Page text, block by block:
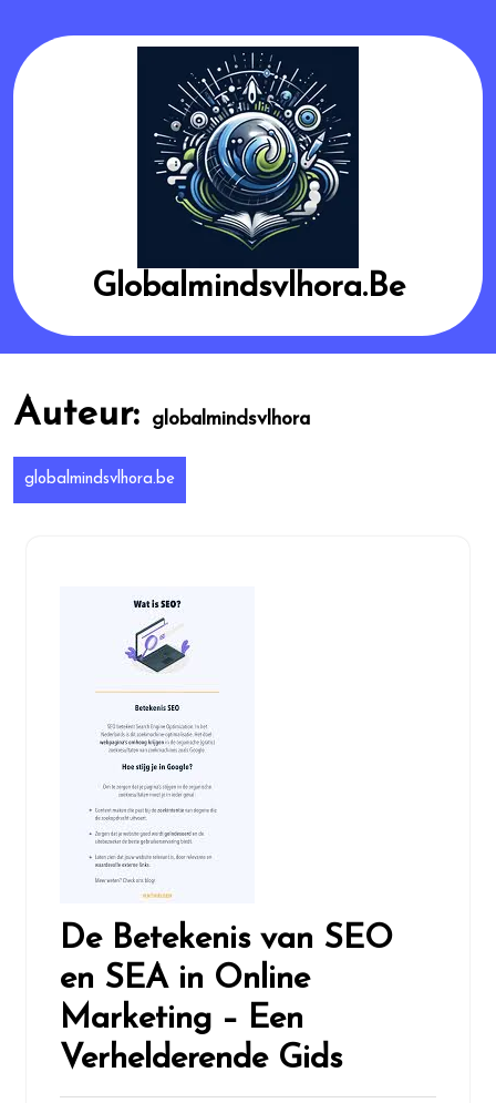
content
Globalmindsvlhora.be
Auteur: globalmindsvlhora
globalmindsvlhora.be
De Betekenis van SEO
en SEA in Online
Marketing – Een
Verhelderende Gids